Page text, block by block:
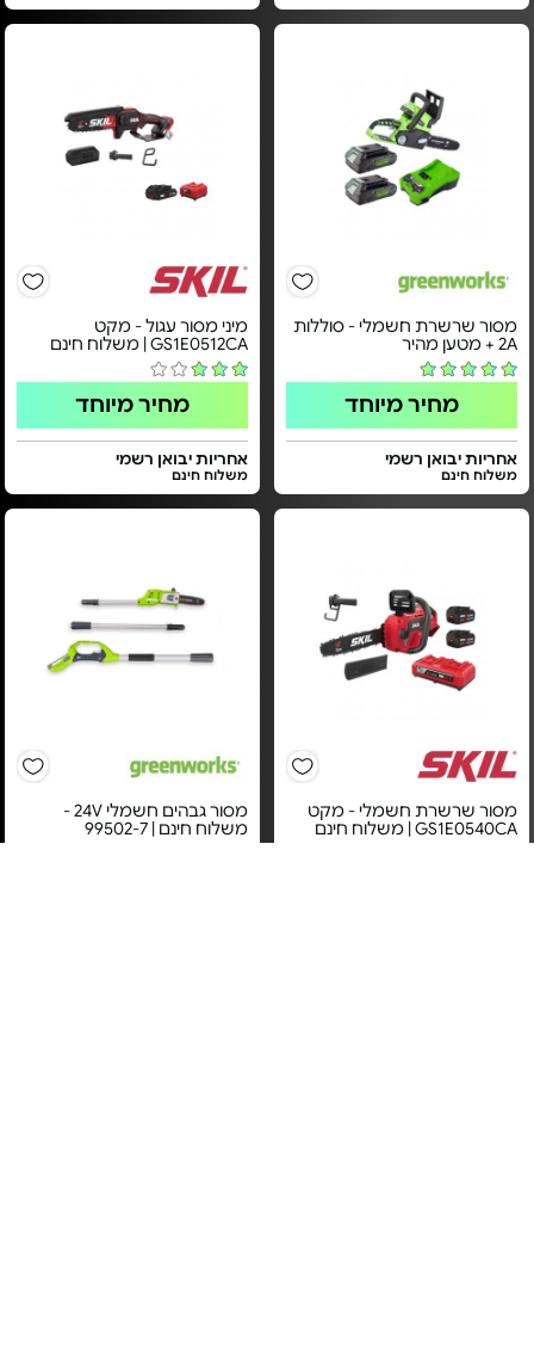
מסור שרשרת חשמלי - סוללות
2A + מטען מהיר
מחיר מיוחד
אחריות יבואן רשמי
משלוח חינם
מיני מסור עגול - מקט
GS1E0512CA | משלוח חינם
מחיר מיוחד
אחריות יבואן רשמי
משלוח חינם
מסור שרשרת חשמלי - מקט
GS1E0540CA | משלוח חינם
מסור גבהים חשמלי 24V -
משלוח חינם | 99502-7